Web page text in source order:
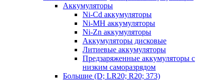
Аккумуляторы
Ni-Cd аккумуляторы
Ni-MH аккумуляторы
Ni-Zn аккумуляторы
Аккумуляторы дисковые
Литиевые аккумуляторы
Предзаряженные аккумуляторы с
низким саморазрядом
Большие (D; LR20; R20; 373)